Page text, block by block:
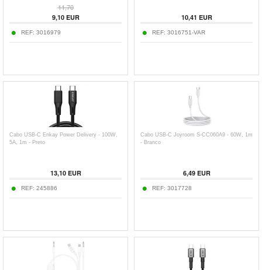
11,70
9,10EUR
REF: 3016979
10,41 EUR
REF: 3016751-VAR
Cabo USB-C Enkay Power Delivery - 100W,
5A, 1m - Preto
13,10EUR
REF: 245886
Cabo USB-C Joyroom S-CC060A9 - 60W, 1m
- Branco
6,49EUR
REF: 3017728